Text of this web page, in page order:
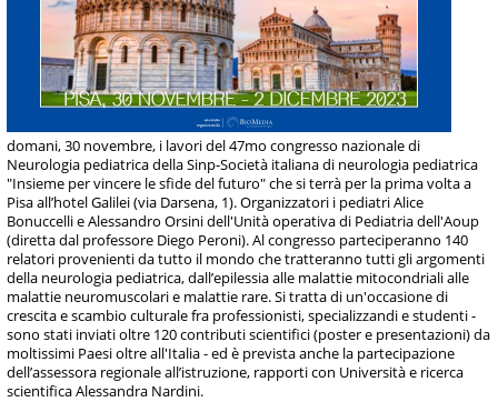
domani, 30 novembre, i lavori del 47mo congresso nazionale di
Neurologia pediatrica della Sinp-Società italiana di neurologia pediatrica
"Insieme per vincere le sfide del futuro" che si terrà per la prima volta a
Pisa all’hotel Galilei (via Darsena, 1). Organizzatori i pediatri Alice
Bonuccelli e Alessandro Orsini dell'Unità operativa di Pediatria dell'Aoup
(diretta dal professore Diego Peroni). Al congresso parteciperanno 140
relatori provenienti da tutto il mondo che tratteranno tutti gli argomenti
della neurologia pediatrica, dall’epilessia alle malattie mitocondriali alle
malattie neuromuscolari e malattie rare. Si tratta di un'occasione di
crescita e scambio culturale fra professionisti, specializzandi e studenti -
sono stati inviati oltre 120 contributi scientifici (poster e presentazioni) da
moltissimi Paesi oltre all'Italia - ed è prevista anche la partecipazione
dell’assessora regionale all’istruzione, rapporti con Università e ricerca
scientifica Alessandra Nardini.